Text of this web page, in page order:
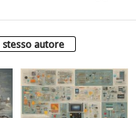
autore